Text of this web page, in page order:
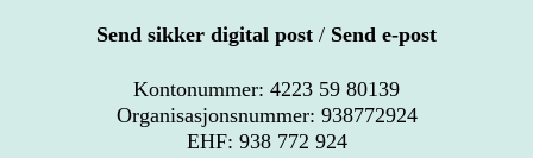
Send sikker digital post / Send e-post
Kontonummer: 4223 59 80139
Organisasjonsnummer: 938772924
EHF: 938 772 924